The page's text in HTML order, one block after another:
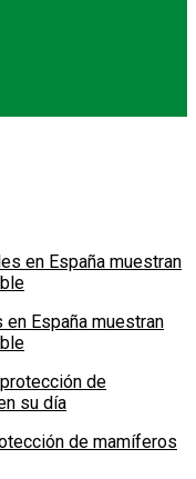
España muestran
de mamíferos